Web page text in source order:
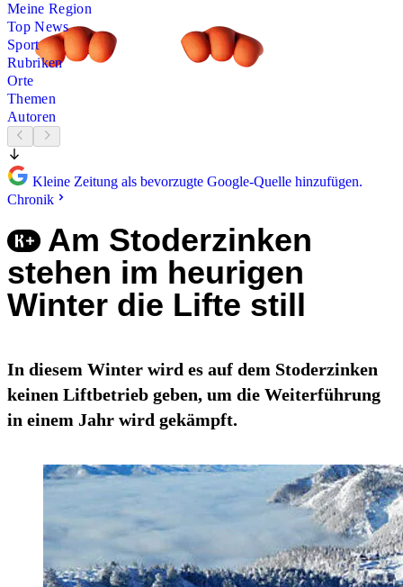
Meine Region
Top News
Sport
Rubriken
Orte
Themen
Autoren
Kleine Zeitung als bevorzugte Google-Quelle hinzufügen.
Chronik
Am Stoderzinken
stehen im heurigen
Winter die Lifte still
In diesem Winter wird es auf dem Stoderzinken
keinen Liftbetrieb geben, um die Weiterführung
in einem Jahr wird gekämpft.